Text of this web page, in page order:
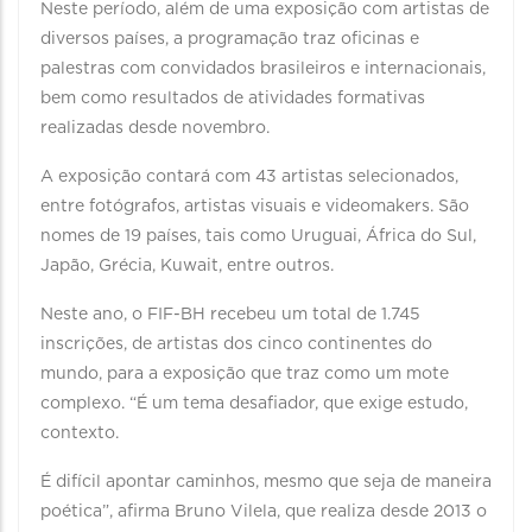
Neste período, além de uma exposição com artistas de
diversos países, a programação traz oficinas e
palestras com convidados brasileiros e internacionais,
bem como resultados de atividades formativas
realizadas desde novembro.
A exposição contará com 43 artistas selecionados,
entre fotógrafos, artistas visuais e videomakers. São
nomes de 19 países, tais como Uruguai, África do Sul,
Japão, Grécia, Kuwait, entre outros.
Neste ano, o FIF-BH recebeu um total de 1.745
inscrições, de artistas dos cinco continentes do
mundo, para a exposição que traz como um mote
complexo. “É um tema desafiador, que exige estudo,
contexto.
É difícil apontar caminhos, mesmo que seja de maneira
poética”, afirma Bruno Vilela, que realiza desde 2013 o